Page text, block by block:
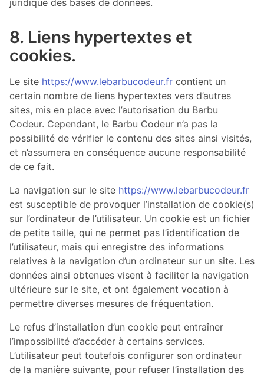
8. Liens hypertextes et
cookies.
Le site https://www.lebarbucodeur.fr contient un
certain nombre de liens hypertextes vers d’autres
sites, mis en place avec l’autorisation du Barbu
Codeur. Cependant, le Barbu Codeur n’a pas la
possibilité de vérifier le contenu des sites ainsi visités,
et n’assumera en conséquence aucune responsabilité
de ce fait.
La navigation sur le site https://www.lebarbucodeur.fr
est susceptible de provoquer l’installation de cookie(s)
sur l’ordinateur de l’utilisateur. Un cookie est un fichier
de petite taille, qui ne permet pas l’identification de
l’utilisateur, mais qui enregistre des informations
relatives à la navigation d’un ordinateur sur un site. Les
données ainsi obtenues visent à faciliter la navigation
ultérieure sur le site, et ont également vocation à
permettre diverses mesures de fréquentation.
Le refus d’installation d’un cookie peut entraîner
l’impossibilité d’accéder à certains services.
L’utilisateur peut toutefois configurer son ordinateur
de la manière suivante, pour refuser l’installation des